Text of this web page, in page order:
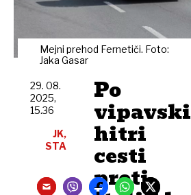
Mejni prehod Fernetiči. Foto:
Jaka Gasar
Po
vipavski
hitri
cesti
proti
29. 08.
2025,
15.36
JK,
STA